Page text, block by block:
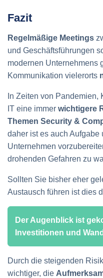
Fazit
Regelmäßige Meetings
und Geschäftsführungen
modernen Unternehmens
Kommunikation vielerorts
In Zeiten von
IT eine immer wichtigere
Themen Security &
daher ist es auch Aufgabe
Unternehmen
drohenden Gefahren zu
Sollten Sie bisher eher
Austausch führen ist dies
Der Augenblick ist
Investitionen und
Durch die steigenden
wichtiger, die